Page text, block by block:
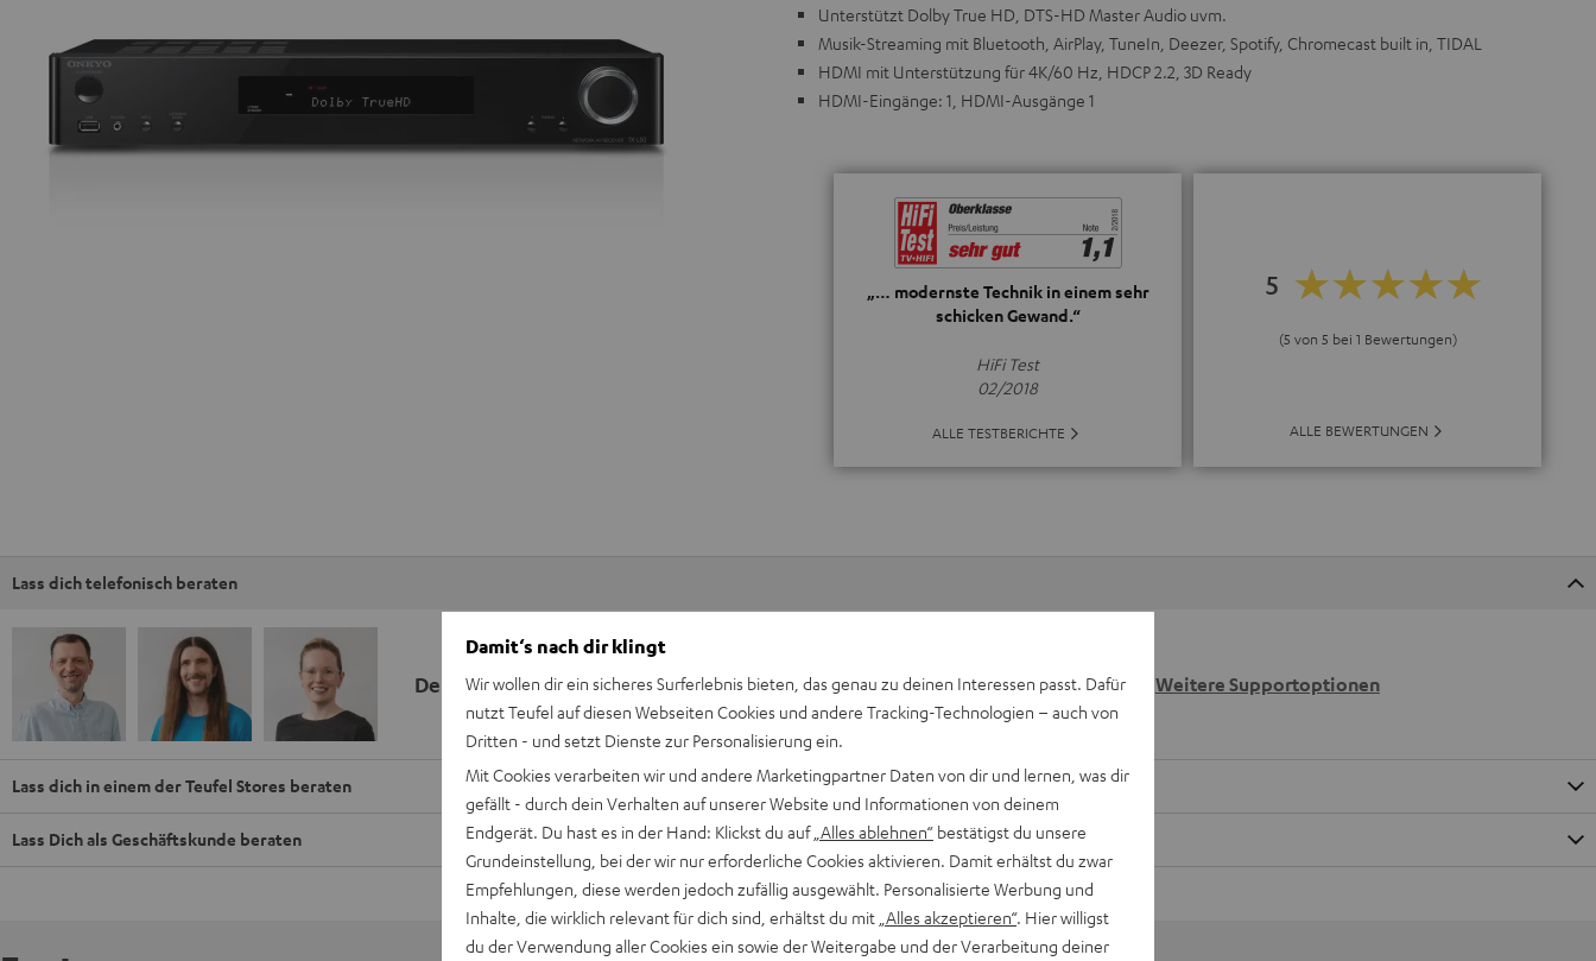
Unterstützt Dolby True HD, DTS-HD Master Audio uvm.
Musik-Streaming mit Bluetooth, AirPlay, TuneIn, Deezer, Spotify, Chromecast built in, TIDAL
HDMI mit Unterstützung für 4K/60 Hz, HDCP 2.2, 3D Ready
HDMI-Eingänge: 1, HDMI-Ausgänge 1
„… modernste Technik in einem sehr
schicken Gewand.“
HiFi Test
02/2018
ALLE TESTBERICHTE
5
(5 von 5 bei 1 Bewertungen)
ALLE BEWERTUNGEN
Lass dich telefonisch beraten
Deine Kaufberatung
beraten dich auch persönlich am Telefon.
Hier Termin buchen
Weitere Supportoptionen
Lass dich in einem der Teufel Stores beraten
Lass Dich als Geschäftskunde beraten
Damit‘s nach dir klingt
Wir wollen dir ein sicheres Surferlebnis bieten, das genau zu deinen Interessen passt. Dafür
nutzt Teufel auf diesen Webseiten Cookies und andere Tracking-Technologien – auch von
Dritten - und setzt Dienste zur Personalisierung ein.
Mit Cookies verarbeiten wir und andere Marketingpartner Daten von dir und lernen, was dir
gefällt - durch dein Verhalten auf unserer Website und Informationen von deinem
Endgerät. Du hast es in der Hand: Klickst du auf „Alles ablehnen“ bestätigst du unsere
Grundeinstellung, bei der wir nur erforderliche Cookies aktivieren. Damit erhältst du zwar
Empfehlungen, diese werden jedoch zufällig ausgewählt. Personalisierte Werbung und
Inhalte, die wirklich relevant für dich sind, erhältst du mit „Alles akzeptieren“. Hier willigst
du der Verwendung aller Cookies ein sowie der Weitergabe und der Verarbeitung deiner